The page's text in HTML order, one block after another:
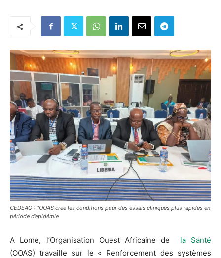
CEDEAO : l’OOAS crée les conditions pour des essais cliniques plus rapides en
période d’épidémie
A Lomé, l’Organisation Ouest Africaine de
la Santé
(OOAS) travaille sur le « Renforcement des systèmes